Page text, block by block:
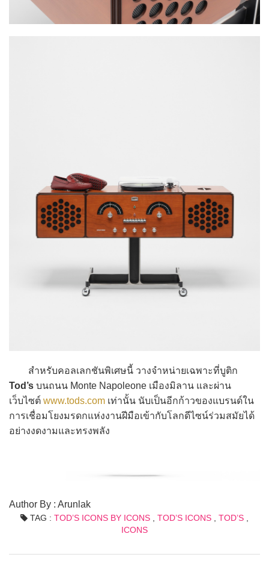
สำหรับคอลเลกชันพิเศษนี้ วางจำหน่ายเฉพาะที่บูติก
Tod’s บนถนน Monte Napoleone เมืองมิลาน และผ่าน
เว็บไซต์ www.tods.com เท่านั้น นับเป็นอีกก้าวของแบรนด์ใน
การเชื่อมโยงมรดกแห่งงานฝีมือเข้ากับโลกดีไซน์ร่วมสมัยได้
อย่างงดงามและทรงพลัง
Author By : Arunlak
TAG : TOD’S ICONS BY ICONS , TOD’S ICONS , TOD’S ,
ICONS